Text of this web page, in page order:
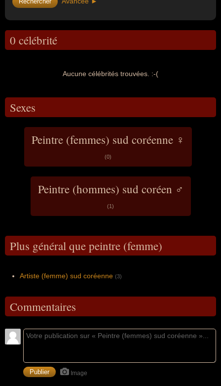
0 célébrité
Aucune célébrités trouvées. :-(
Sexes
Peintre (femmes) sud coréenne ♀
(0)
Peintre (hommes) sud coréen ♂
(1)
Plus général que peintre (femme)
Artiste (femme) sud coréenne (3)
Commentaires
Image